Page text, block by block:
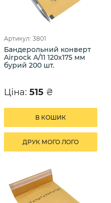
Артикул: 3801
Бандерольний конверт
Airpock A/11 120х175 мм
бурий 200 шт.
Ціна: 515 ₴
В КОШИК
ДРУК МОГО ЛОГО